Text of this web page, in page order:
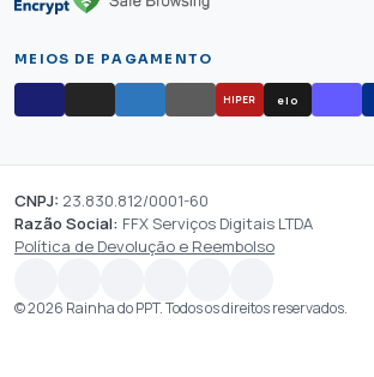
MEIOS DE PAGAMENTO
HIPER elo
CNPJ: 23.830.812/0001-60
Razão Social: FFX Serviços Digitais LTDA
Política de Devolução e Reembolso
© 2026 Rainha do PPT. Todos os direitos reservados.